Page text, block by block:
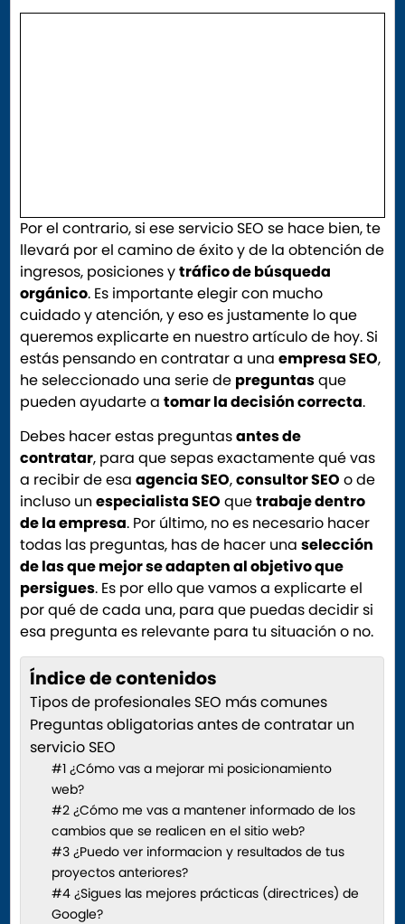
Por el contrario, si ese servicio SEO se hace bien, te
llevará por el camino de éxito y de la obtención de
ingresos, posiciones ytráfico de búsqueda
orgánico. Es importante elegir con mucho
cuidado y atención, y eso es justamente lo que
queremos explicarte en nuestro artículo de hoy. Si
estás pensando en contratar a unaempresa SEO,
he seleccionado una serie de preguntasque
pueden ayudarte atomar la decisión correcta.
Debes hacer estas preguntasantes de
contratar, para que sepas exactamente qué vas
a recibir de esaagencia SEO,consultor SEO o de
incluso unespecialista SEO quetrabaje dentro
de la empresa. Por último, no es necesario hacer
todas las preguntas, has de hacer unaselección
de las que mejor se adapten al objetivo que
persigues. Es por ello que vamos a explicarte el
por qué de cada una, para que puedas decidir si
esa pregunta es relevante para tu situación o no.
Índice de contenidos
Tipos de profesionales SEO más comunes
Preguntas obligatorias antes de contratar un
servicio SEO
#1 ¿Cómo vas a mejorar mi posicionamiento
web?
#2 ¿Cómo me vas a mantener informado de los
cambios que se realicen en el sitio web?
#3 ¿Puedo ver informacion y resultados de tus
proyectos anteriores?
#4 ¿Sigues las mejores prácticas (directrices) de
Google?